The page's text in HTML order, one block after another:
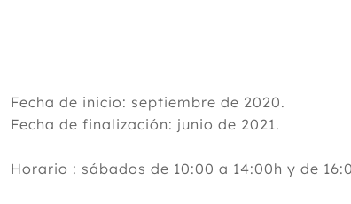
Fecha de inicio: septiembre de 2020.
Fecha de finalización: junio de 2021.
Horario : sábados de 10:00 a 14:00h y de